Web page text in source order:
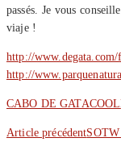
passés. Je vous
viaje !
http://
http://
CABO DE GATACOOL
Article précédent